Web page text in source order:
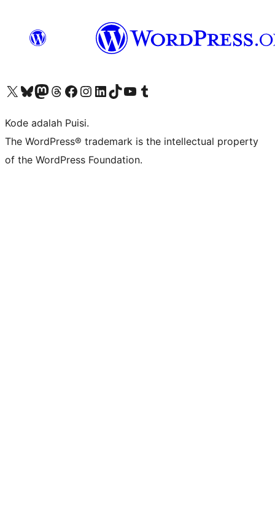
Kunjungi akun X (sebelumnya Twitter) kamiVisit our Bluesky account
Kunjungi akun Mastodon kami
Visit our Threads account
Kunjungi halaman Facebook kamiKunjungi akun Instagram kamiKunjungi akun LinkedIn kami
Visit our TikTok account
Kunjungi channel YouTube kamiVisit our Tumblr account
Kode adalah Puisi.
The WordPress® trademark is the intellectual property
of the WordPress Foundation.